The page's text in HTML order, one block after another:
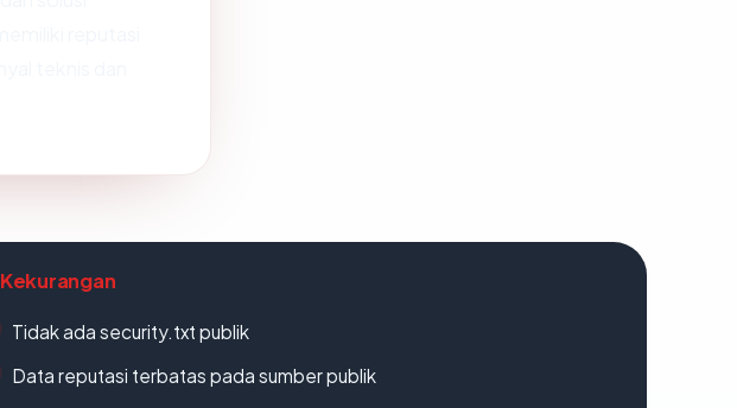
Kekurangan
Tidak ada security.txt publik
Data reputasi terbatas pada sumber publik